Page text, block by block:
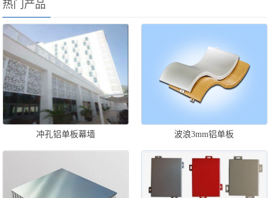
热门产品
冲孔铝单板幕墙 波浪3mm铝单板